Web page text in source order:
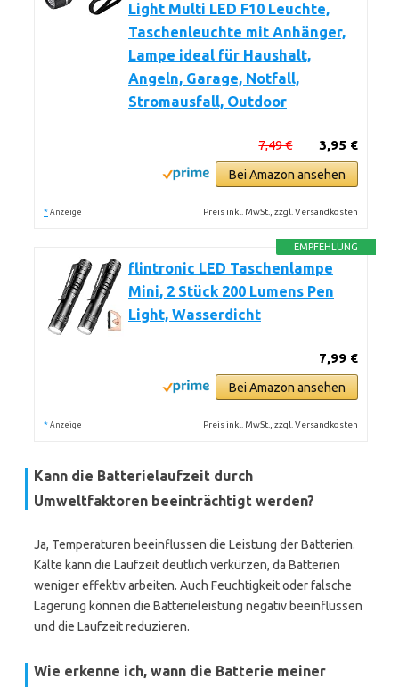
Light Multi LED F10 Leuchte,
Taschenleuchte mit Anhänger,
Lampe ideal für Haushalt,
Angeln, Garage, Notfall,
Stromausfall, Outdoor
3,95 €
7,49 €
Bei Amazon ansehen
* Anzeige Preis inkl. MwSt., zzgl. Versandkosten
EMPFEHLUNG
flintronic LED Taschenlampe
Mini, 2 Stück 200 Lumens Pen
Light, Wasserdicht
7,99 €
Bei Amazon ansehen
* Anzeige Preis inkl. MwSt., zzgl. Versandkosten
Kann die Batterielaufzeit durch
Umweltfaktoren beeinträchtigt werden?
Ja, Temperaturen beeinflussen die Leistung der Batterien.
Kälte kann die Laufzeit deutlich verkürzen, da Batterien
weniger effektiv arbeiten. Auch Feuchtigkeit oder falsche
Lagerung können die Batterieleistung negativ beeinflussen
und die Laufzeit reduzieren.
Wie erkenne ich, wann die Batterie meiner